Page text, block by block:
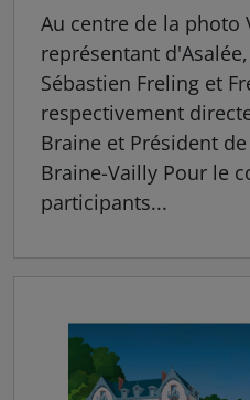
Au centre de la photo
représentant
Sébastien Freling et
respectivement
Braine et Président
Braine-Vailly Pour le
participants...